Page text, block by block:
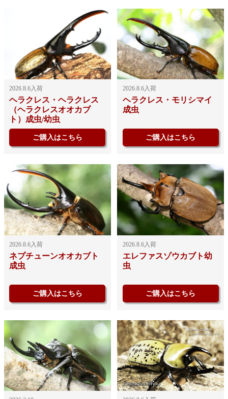
2026.8.6入荷
ヘラクレス・ヘラクレス
（ヘラクレスオオカブ
ト）成虫/幼虫
ご購入はこちら
2026.8.6入荷
ヘラクレス・モリシマイ
成虫
ご購入はこちら
2026.8.6入荷
ネプチューンオオカブト
成虫
ご購入はこちら
2026.8.6入荷
エレファスゾウカブト幼
虫
ご購入はこちら